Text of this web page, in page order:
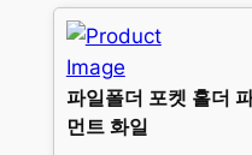
파일폴더 포켓 홀더
먼트 화일